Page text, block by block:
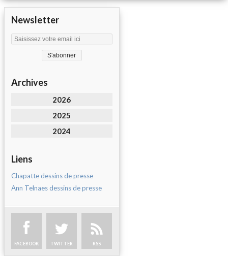
Newsletter
Archives
2026
2025
2024
Liens
Chapatte dessins de presse
Ann Telnaes dessins de presse
FACEBOOK TWITTER RSS